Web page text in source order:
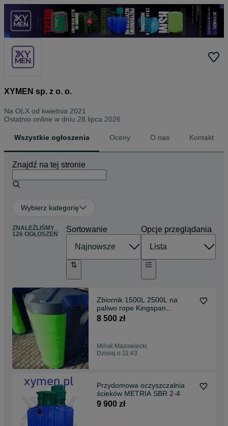
XYMEN sp. z o. o.
Na OLX od kwietnia 2021
Ostatnio online w dniu 28 lipca 2026
Wszystkie ogłoszenia Oceny O nas Kontakt
Znajdź na tej stronie
Wybierz kategorię
ZNALEŹLIŚMY
126 OGŁOSZEŃ
Sortowanie Opcje przeglądania
Zbiornik 1500L 2500L na
paliwo rope Kingspan
FuelMaster DOSTAWA
8 500 zł
Mińsk Mazowiecki
Dzisiaj o 11:43
Przydomowa oczyszczalnia
ścieków METRIA SBR 2-4
9 900 zł